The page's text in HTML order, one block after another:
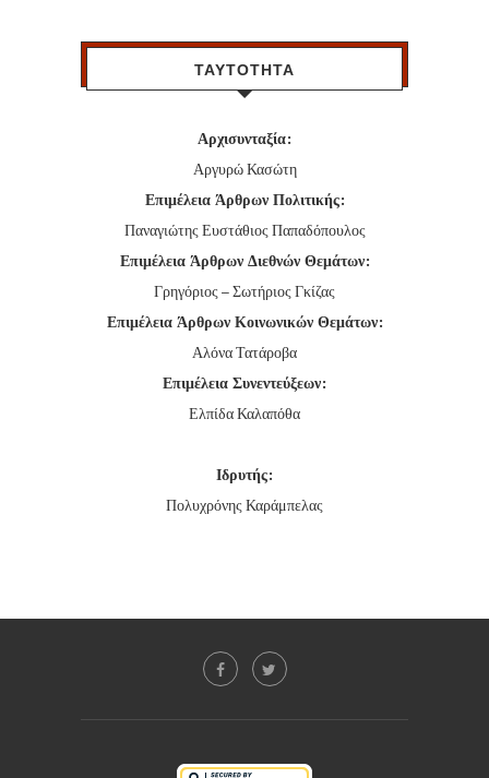
ΤΑΥΤΟΤΗΤΑ
Αρχισυνταξία:
Αργυρώ Κασώτη
Επιμέλεια Άρθρων Πολιτικής:
Παναγιώτης Ευστάθιος Παπαδόπουλος
Επιμέλεια Άρθρων Διεθνών Θεμάτων:
Γρηγόριος – Σωτήριος Γκίζας
Επιμέλεια Άρθρων Κοινωνικών Θεμάτων:
Αλόνα Τατάροβα
Επιμέλεια Συνεντεύξεων:
Ελπίδα Καλαπόθα
Ιδρυτής:
Πολυχρόνης Καράμπελας